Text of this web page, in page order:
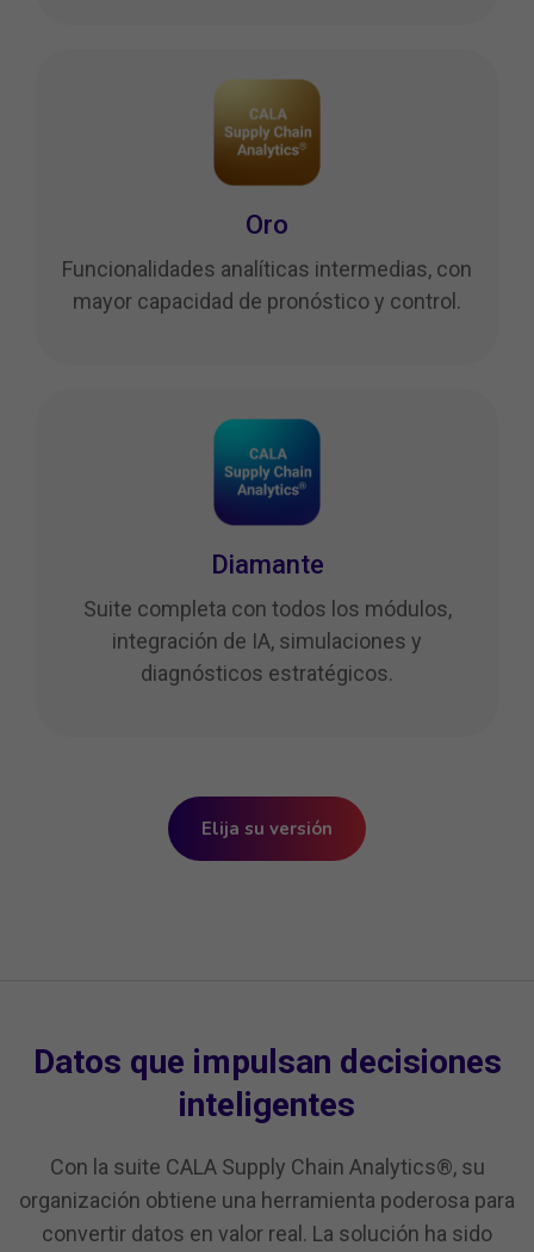
Oro
Funcionalidades analíticas intermedias, con
mayor capacidad de pronóstico y control.
Diamante
Suite completa con todos los módulos,
integración de IA, simulaciones y
diagnósticos estratégicos.
Elija su versión
Datos que impulsan decisiones
inteligentes
Con la suite CALA Supply Chain Analytics®, su
organización obtiene una herramienta poderosa para
convertir datos en valor real. La solución ha sido